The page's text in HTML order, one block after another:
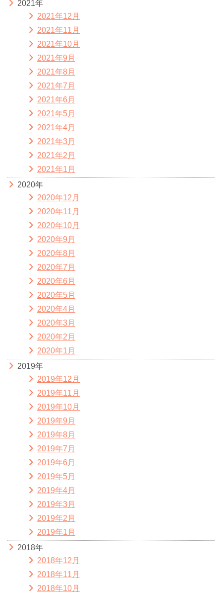
2021年
2021年12月
2021年11月
2021年10月
2021年9月
2021年8月
2021年7月
2021年6月
2021年5月
2021年4月
2021年3月
2021年2月
2021年1月
2020年
2020年12月
2020年11月
2020年10月
2020年9月
2020年8月
2020年7月
2020年6月
2020年5月
2020年4月
2020年3月
2020年2月
2020年1月
2019年
2019年12月
2019年11月
2019年10月
2019年9月
2019年8月
2019年7月
2019年6月
2019年5月
2019年4月
2019年3月
2019年2月
2019年1月
2018年
2018年12月
2018年11月
2018年10月